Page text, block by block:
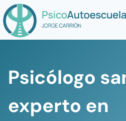
Saltar
al
contenido
Psicólogo
experto en